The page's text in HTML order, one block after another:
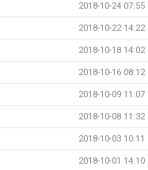
2018-10-24 07:55
2018-10-22 14:22
2018-10-18 14:02
2018-10-16 08:12
2018-10-09 11:07
2018-10-08 11:32
2018-10-03 10:11
2018-10-01 14:10